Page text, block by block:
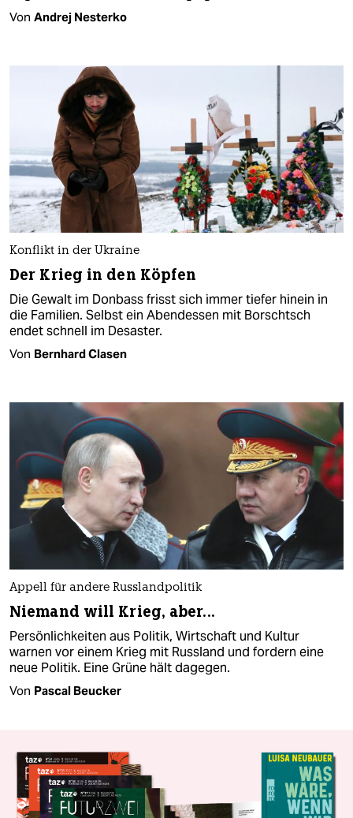
Von Andrej Nesterko
Konflikt in der Ukraine
Der Krieg in den Köpfen
Die Gewalt im Donbass frisst sich immer tiefer hinein in
die Familien. Selbst ein Abendessen mit Borschtsch
endet schnell im Desaster.
Von Bernhard Clasen
Appell für andere Russlandpolitik
Niemand will Krieg, aber...
Persönlichkeiten aus Politik, Wirtschaft und Kultur
warnen vor einem Krieg mit Russland und fordern eine
neue Politik. Eine Grüne hält dagegen.
Von Pascal Beucker